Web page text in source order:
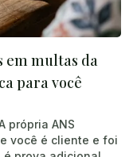
em multas da
para você
própria ANS
você é cliente e foi